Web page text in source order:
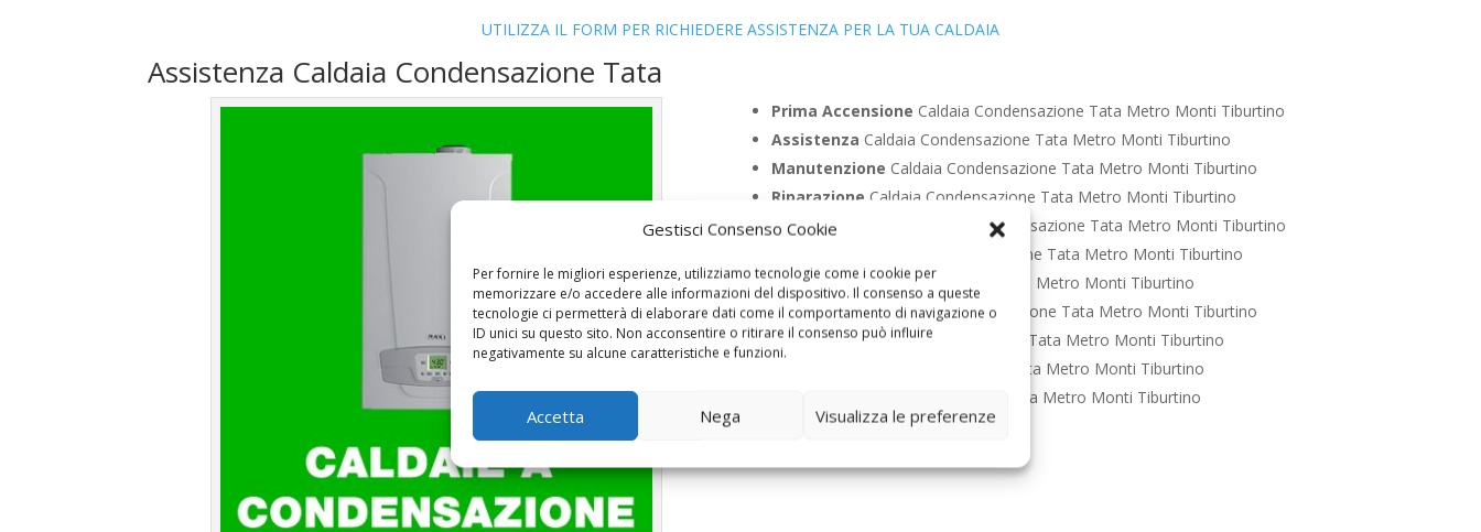
Gestisci Consenso Cookie
Per fornire le migliori esperienze, utilizziamo tecnologie come i cookie per
memorizzare e/o accedere alle informazioni del dispositivo. Il consenso a queste
tecnologie ci permetterà di elaborare dati come il comportamento di navigazione o
ID unici su questo sito. Non acconsentire o ritirare il consenso può influire
negativamente su alcune caratteristiche e funzioni.
Accetta Nega Visualizza le preferenze
UTILIZZA IL FORM PER RICHIEDERE ASSISTENZA PER LA TUA CALDAIA
Assistenza Caldaia Condensazione Tata
Prima Accensione Caldaia Condensazione Tata Metro Monti Tiburtino
Assistenza Caldaia Condensazione Tata Metro Monti Tiburtino
Manutenzione Caldaia Condensazione Tata Metro Monti Tiburtino
Riparazione Caldaia Condensazione Tata Metro Monti Tiburtino
Pronto Intervento
Caldaia Condensazione Tata Metro Monti Tiburtino
Caldaia Condensazione Tata Metro Monti Tiburtino
Pulizia Caldaia Condensazione Tata Metro Monti Tiburtino
Controllo FumiCaldaia Condensazione Tata Metro Monti Tiburtino
Bollino BluCaldaia Condensazione Tata Metro Monti Tiburtino
Caldaia Condensazione Tata Metro Monti Tiburtino
Caldaia Condensazione Tata Metro Monti Tiburtino